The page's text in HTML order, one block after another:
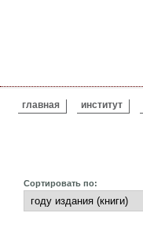
ВЫ ЗДЕСЬ
главная институт
Сортировать по: